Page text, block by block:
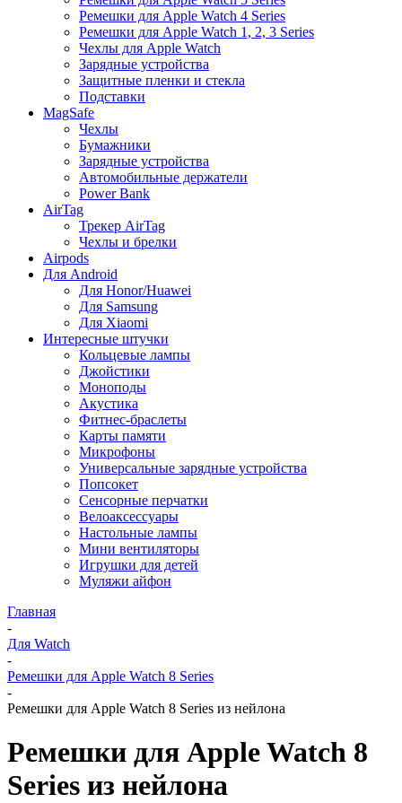
Ремешки для Apple Watch 4 Series
Ремешки для Apple Watch 1, 2, 3 Series
Чехлы для Apple Watch
Зарядные устройства
Защитные пленки и стекла
Подставки
MagSafe
Чехлы
Бумажники
Зарядные устройства
Автомобильные держатели
Power Bank
AirTag
Трекер AirTag
Чехлы и брелки
Airpods
Для Android
Для Honor/Huawei
Для Samsung
Для Xiaomi
Интересные штучки
Кольцевые лампы
Джойстики
Моноподы
Акустика
Фитнес-браслеты
Карты памяти
Микрофоны
Универсальные зарядные устройства
Попсокет
Сенсорные перчатки
Велоаксессуары
Настольные лампы
Мини вентиляторы
Игрушки для детей
Муляжи айфон
Главная
-
Для Watch
-
Ремешки для Apple Watch 8 Series
-
Ремешки для Apple Watch 8 Series из нейлона
Ремешки для Apple Watch 8
Series из нейлона